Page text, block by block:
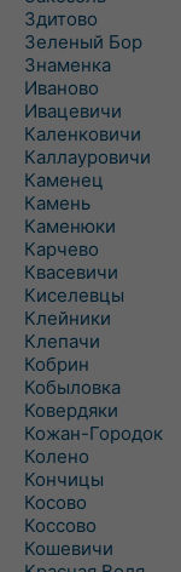
Здитово
Зеленый Бор
Знаменка
Иваново
Ивацевичи
Каленковичи
Каллауровичи
Каменец
Камень
Каменюки
Карчево
Квасевичи
Киселевцы
Клейники
Клепачи
Кобрин
Кобыловка
Ковердяки
Кожан-Городок
Колено
Кончицы
Косово
Коссово
Кошевичи